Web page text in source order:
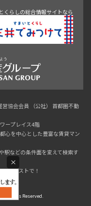
くらしの総合情報サイトなら
協会会員 （公社） 首都圏不動
ープレイス4階
心を中心とした豊富な賃貸マン
駅などの条件面を変えて検索す
ァーストで！
All Rights Reserved.
×